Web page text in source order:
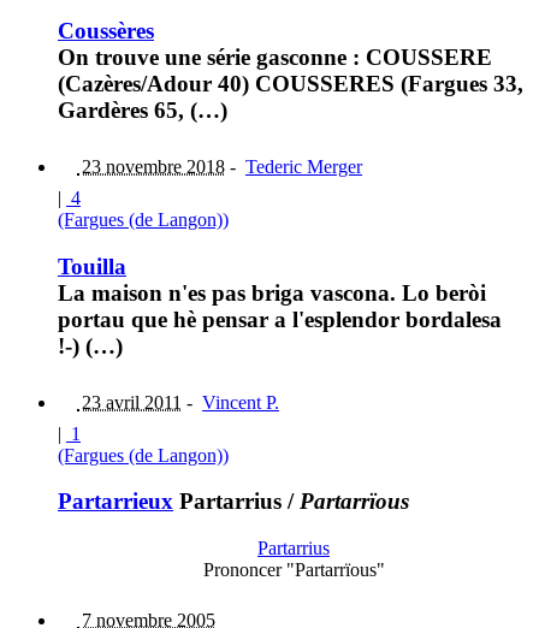
Coussères
On trouve une série gasconne : COUSSERE
(Cazères/Adour 40) COUSSERES (Fargues 33,
Gardères 65, (…)
23 novembre 2018 - Tederic Merger
| 4
(Fargues (de Langon))
Touilla
La maison n'es pas briga vascona. Lo beròi
portau que hè pensar a l'esplendor bordalesa
!-) (…)
23 avril 2011 - Vincent P.
| 1
(Fargues (de Langon))
Partarrieux Partarrius /Partarrïous
Partarrius
Prononcer "Partarrïous"
7 novembre 2005